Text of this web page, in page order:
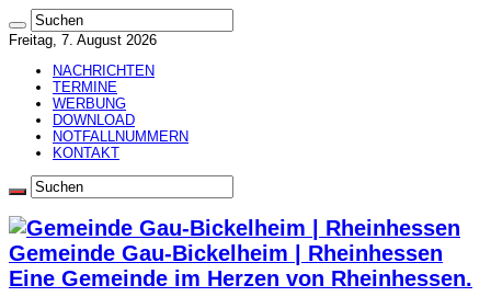
Freitag, 7. August 2026
NACHRICHTEN
TERMINE
WERBUNG
DOWNLOAD
NOTFALLNUMMERN
KONTAKT
Gemeinde Gau-Bickelheim | Rheinhessen
Eine Gemeinde im Herzen von Rheinhessen.